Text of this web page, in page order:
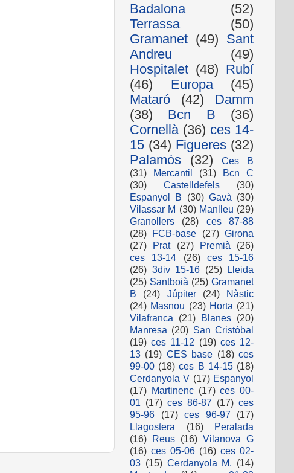
Badalona
(52)
Terrassa
(50)
Gramanet (49) Sant
Andreu
(49)
Hospitalet (48) Rubí
(46)
Europa
(45)
Mataró
(42)
Damm
(38)
Bcn B
(36)
Cornellà (36) ces 14-
15 (34) Figueres (32)
Palamós
(32)
Ces B
(31)
Mercantil (31)
Bcn C
(30)
Castelldefels
(30)
Espanyol B
(30) Gavà (30)
Vilassar M (30) Manlleu (29)
Granollers
(28)
ces 87-88
(28) FCB-base (27) Girona
(27)
Prat (27) Premià
(26)
ces 13-14
(26)
ces 15-16
(26) 3div 15-16 (25) Lleida
(25) Santboià (25) Gramanet
B
(24) Júpiter (24)
Nàstic
(24) Masnou (23) Horta (21)
Vilafranca
(21) Blanes (20)
Manresa (20) San Cristóbal
(19) ces 11-12 (19) ces 12-
13 (19) CES base (18) ces
99-00 (18) ces B 14-15 (18)
Cerdanyola V (17) Espanyol
(17) Martinenc (17) ces 00-
01 (17) ces 86-87 (17) ces
95-96
(17) ces 96-97
(17)
Llagostera
(16)
Peralada
(16) Reus (16) Vilanova G
(16) ces 05-06 (16) ces 02-
03 (15) Cerdanyola M. (14)